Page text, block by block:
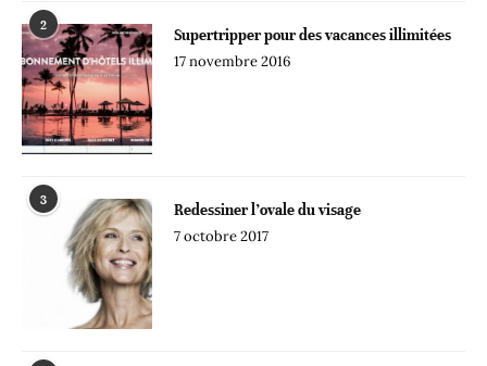
2
Supertripper pour des vacances illimitées
17 novembre 2016
3
Redessiner l’ovale du visage
7 octobre 2017